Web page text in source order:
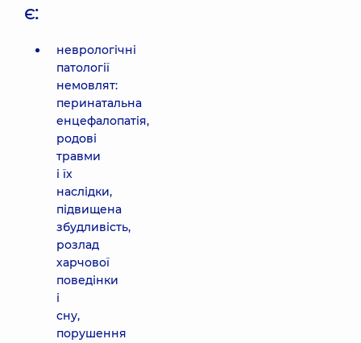
є:
неврологічні
патології
немовлят:
перинатальна
енцефалопатія,
родові
травми
і їх
наслідки,
підвищена
збудливість,
розлад
харчової
поведінки
і
сну,
порушення